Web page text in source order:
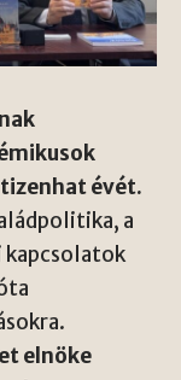
évét.
a
kapcsolatok
elnöke